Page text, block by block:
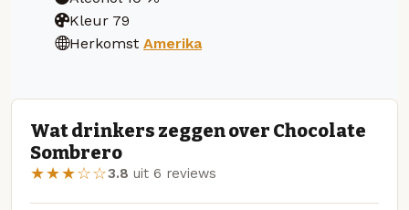
Kleur 79
Herkomst Amerika
Wat drinkers zeggen over Chocolate
Sombrero
★★★☆☆3.8 uit 6 reviews